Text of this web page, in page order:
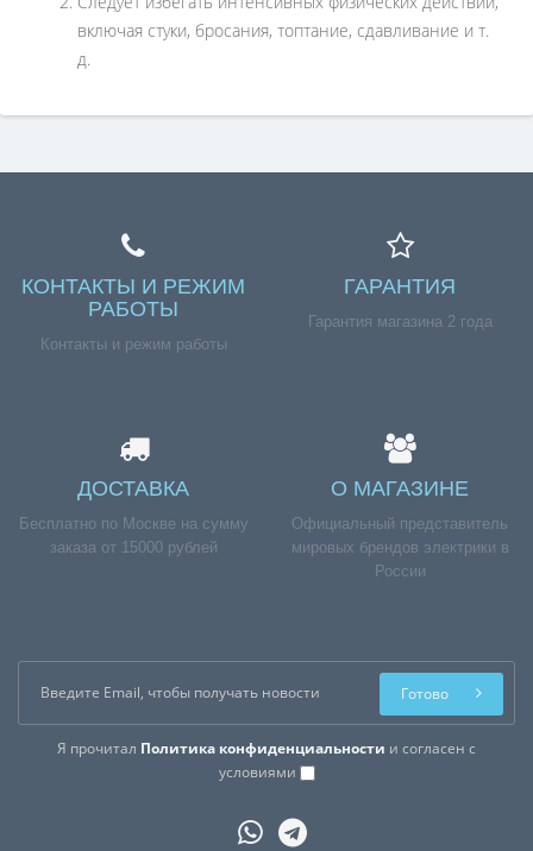
включая стуки, бросания, топтание, сдавливание и т.
д.
КОНТАКТЫ И РЕЖИМ
РАБОТЫ
Контакты и режим работы
ГАРАНТИЯ
Гарантия магазина 2 года
ДОСТАВКА
Бесплатно по Москве на сумму
заказа от 15000 рублей
О МАГАЗИНЕ
Официальный представитель
мировых брендов электрики в
России
Я прочитал Политика конфиденциальности и согласен с
условиями
Готово